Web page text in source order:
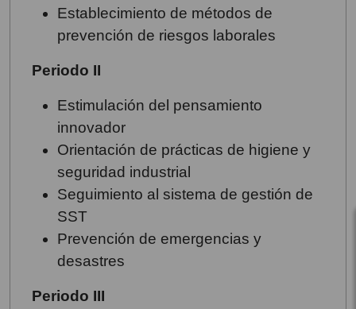
Establecimiento de métodos de
prevención de riesgos laborales
Periodo II
Estimulación del pensamiento
innovador
Orientación de prácticas de higiene y
seguridad industrial
Seguimiento al sistema de gestión de
SST
Prevención de emergencias y
desastres
Periodo III